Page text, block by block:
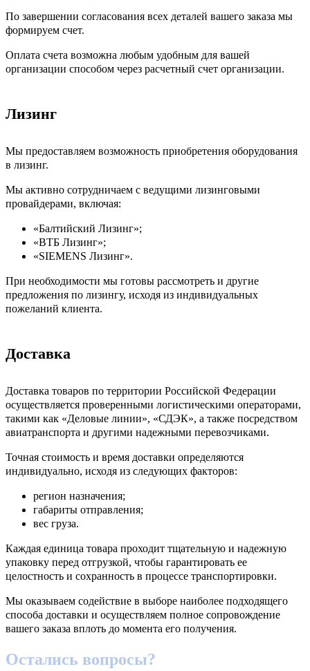
По завершении согласования всех деталей вашего заказа мы
формируем счет.
Оплата счета возможна любым удобным для вашей
организации способом через расчетный счет организации.
Лизинг
Мы предоставляем возможность приобретения оборудования
в лизинг.
Мы активно сотрудничаем с ведущими лизинговыми
провайдерами, включая:
«Балтийский Лизинг»;
«ВТБ Лизинг»;
«SIEMENS Лизинг».
При необходимости мы готовы рассмотреть и другие
предложения по лизингу, исходя из индивидуальных
пожеланий клиента.
Доставка
Доставка товаров по территории Российской Федерации
осуществляется проверенными логистическими операторами,
такими как «Деловые линии», «СДЭК», а также посредством
авиатранспорта и другими надежными перевозчиками.
Точная стоимость и время доставки определяются
индивидуально, исходя из следующих факторов:
регион назначения;
габариты отправления;
вес груза.
Каждая единица товара проходит тщательную и надежную
упаковку перед отгрузкой, чтобы гарантировать ее
целостность и сохранность в процессе транспортировки.
Мы оказываем содействие в выборе наиболее подходящего
способа доставки и осуществляем полное сопровождение
вашего заказа вплоть до момента его получения.
Остались вопросы?